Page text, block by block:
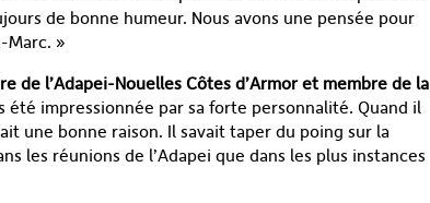
de bonne humeur. Nous avons une pensée pour
Marc. »
de l’Adapei-Nouelles Côtes d’Armor et membre de la
été impressionnée par sa forte personnalité. Quand il
une bonne raison. Il savait taper du poing sur la
les réunions de l’Adapei que dans les plus instances